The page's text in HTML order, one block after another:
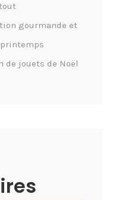
gourmande et
de jouets de Noël